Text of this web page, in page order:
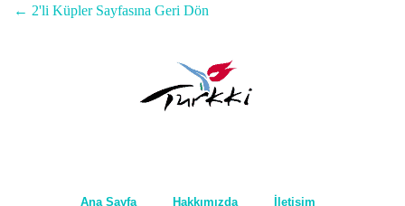
← 2'li Küpler Sayfasına Geri Dön
Ana Sayfa Hakkımızda İletişim